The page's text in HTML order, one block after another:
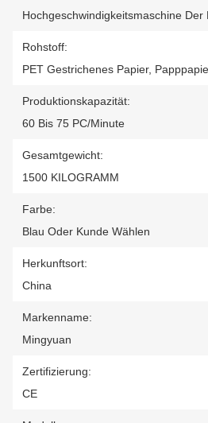
Hochgeschwindigkeitsmaschine
Rohstoff:
PET Gestrichenes Papier,
Produktionskapazität:
60 Bis 75 PC/Minute
Gesamtgewicht:
1500 KILOGRAMM
Farbe:
Blau Oder Kunde Wählen
Herkunftsort:
China
Markenname:
Mingyuan
Zertifizierung:
CE